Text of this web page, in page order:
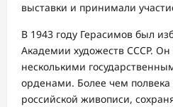
выставки и принимали
В 1943 году Герасимов был
Академии художеств СССР.
несколькими
орденами. Более чем полвека
российской живописи,